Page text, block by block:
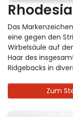
Das
eine gegen den
Wirbelsäule auf
Haar des
Ridgebacks in
Zum